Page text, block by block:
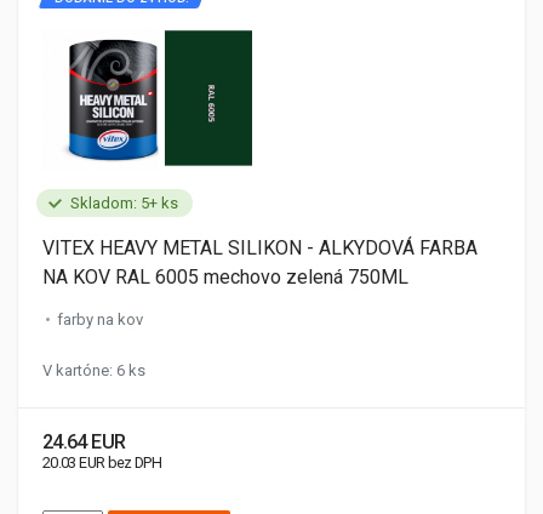
Skladom: 5+ ks
VITEX HEAVY METAL SILIKON - ALKYDOVÁ FARBA
NA KOV RAL 6005 mechovo zelená 750ML
farby na kov
V kartóne: 6 ks
24.64 EUR
20.03 EUR bez DPH